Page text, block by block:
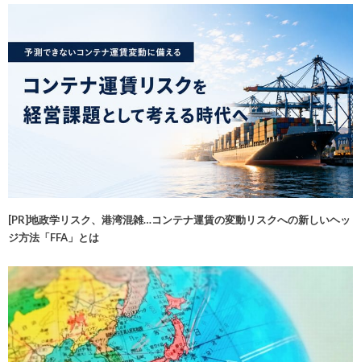
[PR]地政学リスク、港湾混雑…コンテナ運賃の変動リスクへの新しいヘッ
ジ方法「FFA」とは